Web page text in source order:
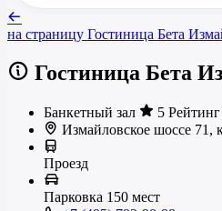
на страницу Гостиница Бета
Гостиница Бета
Банкетный зал
5 Рейтинг
Измайловское шоссе 71,
Проезд
Парковка 150 мест